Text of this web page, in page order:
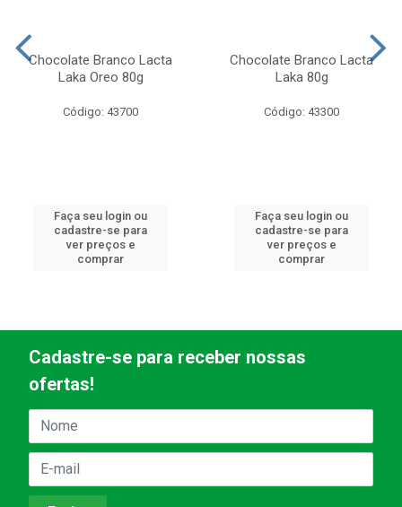
Chocolate Branco Lacta
Laka Oreo 80g
Código: 43700
Faça seu login ou
cadastre-se para
ver preços e
comprar
Chocolate Branco Lacta
Laka 80g
Código: 43300
Faça seu login ou
cadastre-se para
ver preços e
comprar
Cadastre-se para receber nossas
ofertas!